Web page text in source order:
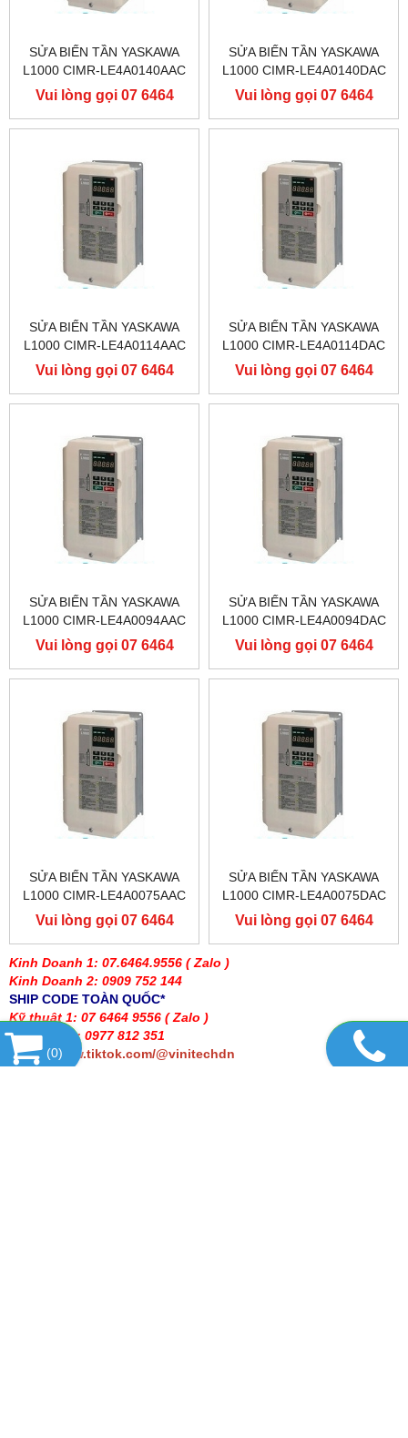
Kinh Doanh 1: 07.6464.9556 ( Zalo )
Kinh Doanh 2: 0909 752 144
SHIP CODE TOÀN QUỐC*
Kỹ thuật 1: 07 6464 9556 ( Zalo )
Kỹ thuật 2 : 0977 812 351
https://www.tiktok.com/@vinitechdn
SỬA BIẾN TẦN YASKAWA
L1000 CIMR-LE4A0140AAC
400V 75KW, BIẾN TẦN
YASKAWA L1000
Vui lòng gọi 07 6464
9556
SỬA BIẾN TẦN YASKAWA
L1000 CIMR-LE4A0140DAC
400V 75KW, BIẾN TẦN
YASKAWA L1000
Vui lòng gọi 07 6464
9556
SỬA BIẾN TẦN YASKAWA
L1000 CIMR-LE4A0114AAC
400V 55KW, BIẾN TẦN
YASKAWA L1000
Vui lòng gọi 07 6464
9556
SỬA BIẾN TẦN YASKAWA
L1000 CIMR-LE4A0114DAC
400V 55KW, BIẾN TẦN
YASKAWA L1000
Vui lòng gọi 07 6464
9556
SỬA BIẾN TẦN YASKAWA
L1000 CIMR-LE4A0094AAC
400V 45KW, BIẾN TẦN
YASKAWA L1000
Vui lòng gọi 07 6464
9556
SỬA BIẾN TẦN YASKAWA
L1000 CIMR-LE4A0094DAC
400V 45KW, BIẾN TẦN
YASKAWA L1000
Vui lòng gọi 07 6464
9556
SỬA BIẾN TẦN YASKAWA
L1000 CIMR-LE4A0075AAC
400V 37KW, BIẾN TẦN
YASKAWA L1000
Vui lòng gọi 07 6464
9556
SỬA BIẾN TẦN YASKAWA
L1000 CIMR-LE4A0075DAC
400V 37KW, BIẾN TẦN
YASKAWA L1000
Vui lòng gọi 07 6464
9556
(0)